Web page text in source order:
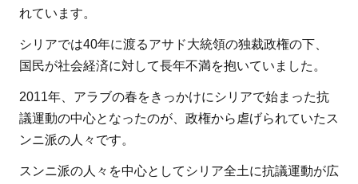
れています。
シリアでは40年に渡るアサド大統領の独裁政権の下、
国民が社会経済に対して長年不満を抱いていました。
2011年、アラブの春をきっかけにシリアで始まった抗
議運動の中心となったのが、政権から虐げられていたス
ンニ派の人々です。
スンニ派の人々を中心としてシリア全土に抗議運動が広